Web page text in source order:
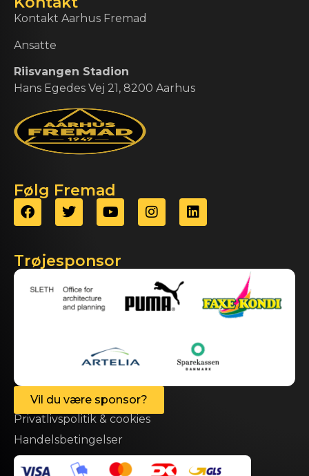
Kontakt Aarhus Fremad
Ansatte
Riisvangen Stadion
Hans Egedes Vej 21, 8200 Aarhus
Følg Fremad
Trøjesponsor
Vil du være sponsor?
Privatlivspolitik & cookies
Handelsbetingelser